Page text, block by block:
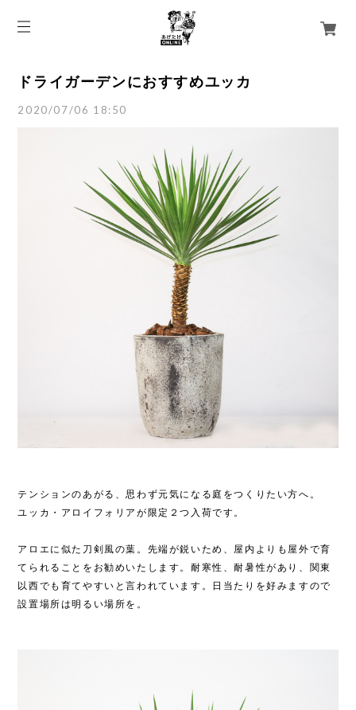
ドライガーデンにおすすめユッカ
2020/07/06 18:50
テンションのあがる、思わず元気になる庭をつくりたい方へ。
ユッカ・アロイフォリアが限定２つ入荷です。
アロエに似た刀剣風の葉。先端が鋭いため、屋内よりも屋外で育
てられることをお勧めいたします。耐寒性、耐暑性があり、関東
以西でも育てやすいと言われています。日当たりを好みますので
設置場所は明るい場所を。